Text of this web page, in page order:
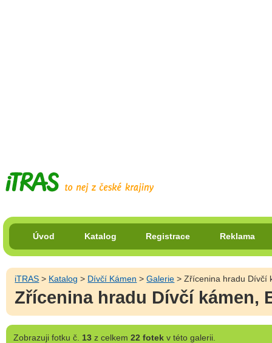
Úvod Katalog Registrace Reklama
iTRAS > Katalog > Dívčí Kámen >Galerie > Zřícenina hradu Dívčí
Zřícenina hradu Dívčí kámen,
Zobrazujifotku č. 13z celkem 22 fotekv této galerii.